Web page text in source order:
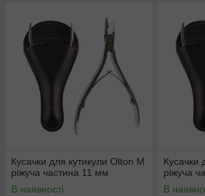
Кусачки для кутикули Olton M
ріжуча частина 11 мм
В наявності
Кусачки
ріжуча
В